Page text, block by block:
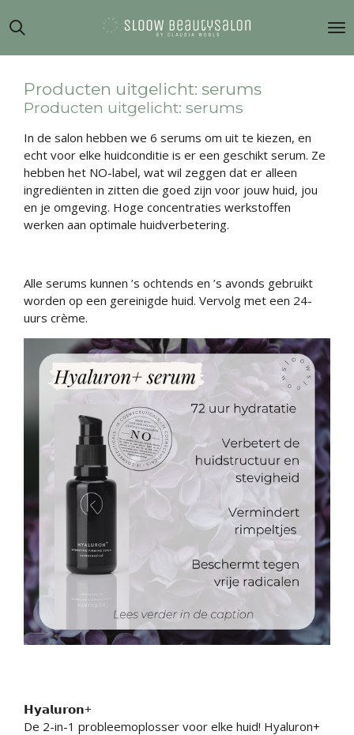
direct
hoofdinhoud
Producten uitgelicht: serums
Producten uitgelicht: serums
In de salon hebben we 6 serums om uit te kiezen, en
echt voor elke huidconditie is er een geschikt serum. Ze
hebben het NO-label, wat wil zeggen dat er alleen
ingrediënten in zitten die goed zijn voor jouw huid, jou
en je omgeving. Hoge concentraties werkstoffen
werken aan optimale huidverbetering.
Alle serums kunnen ’s ochtends en ’s avonds gebruikt
worden op een gereinigde huid. Vervolg met een 24-
uurs crème.
𝗛𝘆𝗮𝗹𝘂𝗿𝗼𝗻+
De 2-in-1 probleemoplosser voor elke huid! Hyaluron+